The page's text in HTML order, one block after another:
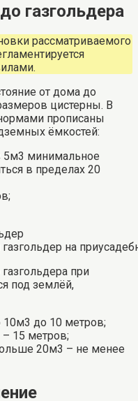
газгольдера
рассматриваемого
от дома до
цистерны. В
прописаны
ёмкостей:
5м3 минимальное
в пределах 20
на
при
под землёй,
до 10 метров;
15 метров;
20м3 – не менее